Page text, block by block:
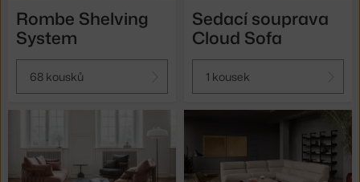
Rombe Shelving
System
68 kousků
Sedací souprava
Cloud Sofa
1 kousek